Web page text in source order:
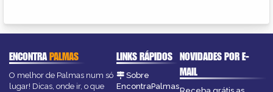
ENCONTRAPALMAS
O melhor de Palmas num só
lugar! Dicas, onde ir, o que
LINKS RÁPIDOS
Sobre
EncontraPalmas
NOVIDADES POR E-
MAIL